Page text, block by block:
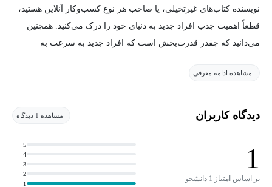
نویسنده کتاب‌های غیرتخیلی، یا صاحب هر نوع کسب‌وکار آنلاین هستید،
قطعاً اهمیت جذب افراد جدید به دنیای خود را درک می‌کنید. همچنین
می‌دانید که چقدر قدرت‌بخش است که افراد جدید به سرعت به
استراتژی‌های فراوانی که در دسترس شماست، چگونه می‌دانید که چه
زمانی و چه کاری باید انجام دهید؟
به همین دلیل این دوره را ایجاد کردم! من طرفدار ساده‌سازی مسائل
هستم و چه چیزی ساده‌تر از ایجاد یک قیف فروش ساده که نه تنها
مشاهده ادامه معرفی
دیدگاه کاربران مشاهده 1 دیدگاه
1
بر اساس امتیاز 1 دانشجو
1
2
3
4
5